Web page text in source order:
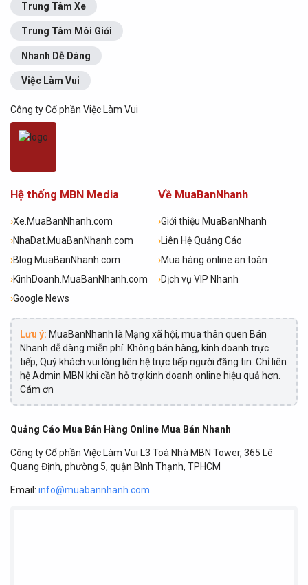
Trung Tâm Xe
Trung Tâm Môi Giới
Nhanh Dễ Dàng
Việc Làm Vui
Công ty Cổ phần Việc Làm Vui
Hệ thống MBN Media
›Xe.MuaBanNhanh.com
›NhaDat.MuaBanNhanh.com
›Blog.MuaBanNhanh.com
›KinhDoanh.MuaBanNhanh.com
›Google News
Về MuaBanNhanh
›Giới thiệu MuaBanNhanh
›Liên Hệ Quảng Cáo
›Mua hàng online an toàn
›Dịch vụ VIP Nhanh
Lưu ý: MuaBanNhanh là Mạng xã hội, mua thân quen Bán
Nhanh dễ dàng miễn phí. Không bán hàng, kinh doanh trực
tiếp, Quý khách vui lòng liên hệ trực tiếp người đăng tin. Chỉ liên
hệ Admin MBN khi cần hỗ trợ kinh doanh online hiệu quả hơn.
Cám ơn
Quảng Cáo Mua Bán Hàng Online Mua Bán Nhanh
Công ty Cổ phần Việc Làm Vui L3 Toà Nhà MBN Tower, 365 Lê
Quang Định, phường 5, quận Bình Thạnh, TPHCM
Email: info@muabannhanh.com